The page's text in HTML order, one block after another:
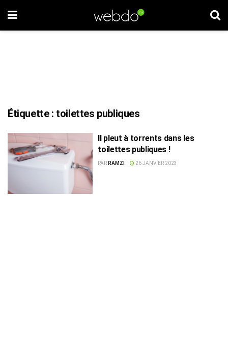
Étiquette : toilettes publiques
Il pleut à torrents dans les
toilettes publiques !
PAR RAMZI 26 JANVIER 2023